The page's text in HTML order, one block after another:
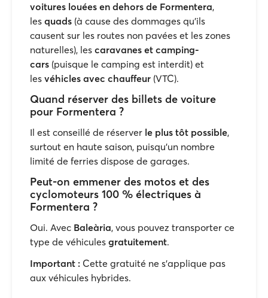
voitures louées en dehors de Formentera,
les quads (à cause des dommages qu'ils
causent sur les routes non pavées et les zones
naturelles), les caravanes et camping-
cars (puisque le camping est interdit) et
les véhicles avec chauffeur (VTC).
Quand réserver des billets de voiture
pour Formentera ?
Il est conseillé de réserver le plus tôt possible,
surtout en haute saison, puisqu'un nombre
limité de ferries dispose de garages.
Peut-on emmener des motos et des
cyclomoteurs 100 % électriques à
Formentera ?
Oui. Avec Baleària, vous pouvez transporter ce
type de véhicules gratuitement.
Important : Cette gratuité ne s'applique pas
aux véhicules hybrides.